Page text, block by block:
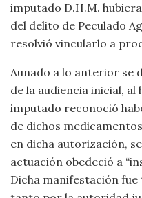
imputado D.H.M.
del delito de Peculado
resolvió vincularlo a
Aunado a lo anterior se
de la audiencia inicial, al
imputado reconoció
de dichos
en dicha autorización,
actuación obedeció a
Dicha manifestación